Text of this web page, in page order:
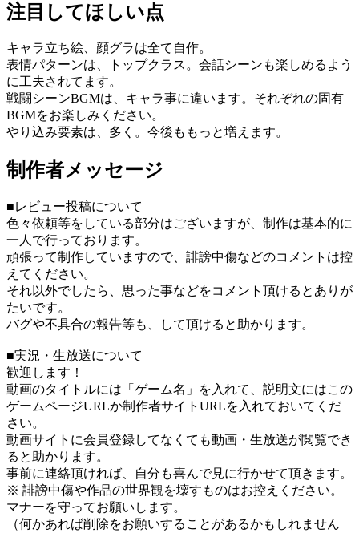
注目してほしい点
キャラ立ち絵、顔グラは全て自作。
表情パターンは、トップクラス。会話シーンも楽しめるよう
に工夫されてます。
戦闘シーンBGMは、キャラ事に違います。それぞれの固有
BGMをお楽しみください。
やり込み要素は、多く。今後ももっと増えます。
制作者メッセージ
■レビュー投稿について
色々依頼等をしている部分はございますが、制作は基本的に
一人で行っております。
頑張って制作していますので、誹謗中傷などのコメントは控
えてください。
それ以外でしたら、思った事などをコメント頂けるとありが
たいです。
バグや不具合の報告等も、して頂けると助かります。
■実況・生放送について
歓迎します！
動画のタイトルには「ゲーム名」を入れて、説明文にはこの
ゲームページURLか制作者サイトURLを入れておいてくだ
さい。
動画サイトに会員登録してなくても動画・生放送が閲覧でき
ると助かります。
事前に連絡頂ければ、自分も喜んで見に行かせて頂きます。
※ 誹謗中傷や作品の世界観を壊すものはお控えください。
マナーを守ってお願いします。
（何かあれば削除をお願いすることがあるかもしれません